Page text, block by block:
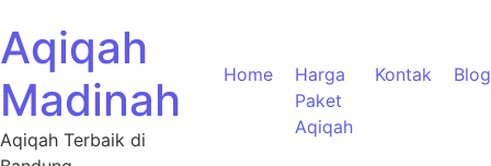
Aqiqah
Madinah
Aqiqah Terbaik di
Home
Harga
Paket
Aqiqah
Kontak Blog